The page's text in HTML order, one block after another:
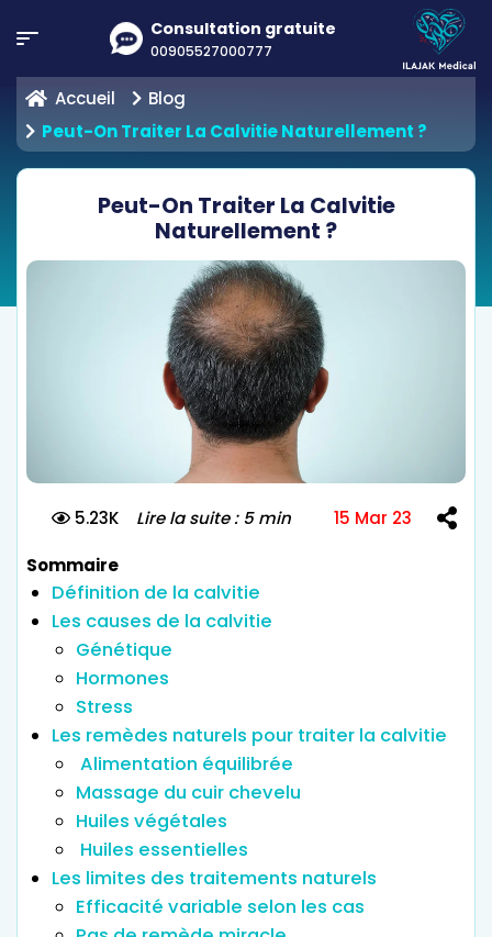
Consultation gratuite
00905527000777
Accueil
Blog
Peut-On Traiter La Calvitie Naturellement ?
Peut-On Traiter La Calvitie
Naturellement ?
5.23K Lire la suite : 5 min 15 Mar 23
Sommaire
Définition de la calvitie
Les causes de la calvitie
Génétique
Hormones
Stress
Les remèdes naturels pour traiter la calvitie
Alimentation équilibrée
Massage du cuir chevelu
Huiles végétales
Huiles essentielles
Les limites des traitements naturels
Efficacité variable selon les cas